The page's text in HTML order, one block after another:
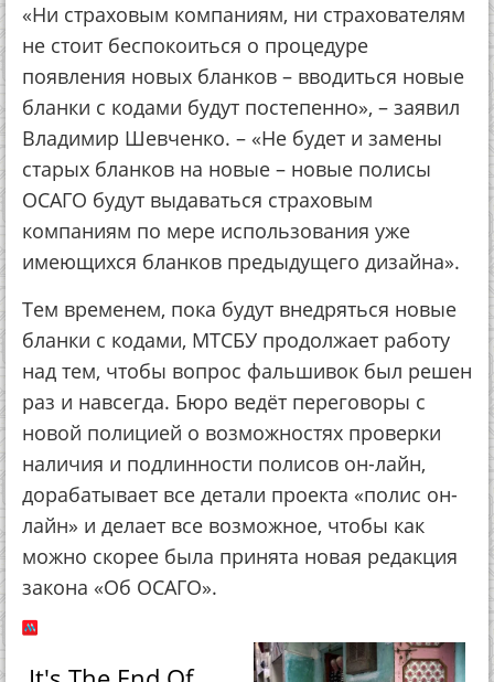
«Ни страховым компаниям, ни страхователям
не стоит беспокоиться о процедуре
появления новых бланков – вводиться новые
бланки с кодами будут постепенно», – заявил
Владимир Шевченко. – «Не будет и замены
старых бланков на новые – новые полисы
ОСАГО будут выдаваться страховым
компаниям по мере использования уже
имеющихся бланков предыдущего дизайна».
Тем временем, пока будут внедряться новые
бланки с кодами, МТСБУ продолжает работу
над тем, чтобы вопрос фальшивок был решен
раз и навсегда. Бюро ведёт переговоры с
новой полицией о возможностях проверки
наличия и подлинности полисов он-лайн,
дорабатывает все детали проекта «полис он-
лайн» и делает все возможное, чтобы как
можно скорее была принята новая редакция
закона «Об ОСАГО».